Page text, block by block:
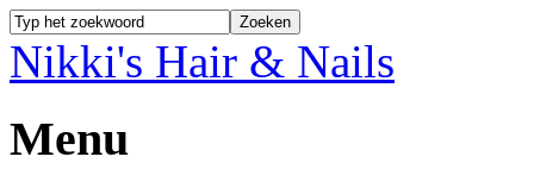
Nikki's Hair & Nails
Menu